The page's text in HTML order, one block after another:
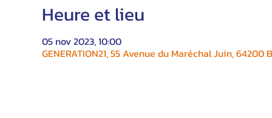
Heure et lieu
05 nov 2023, 10:00
GENERATION21, 55 Avenue du Maréchal Juin, 64200